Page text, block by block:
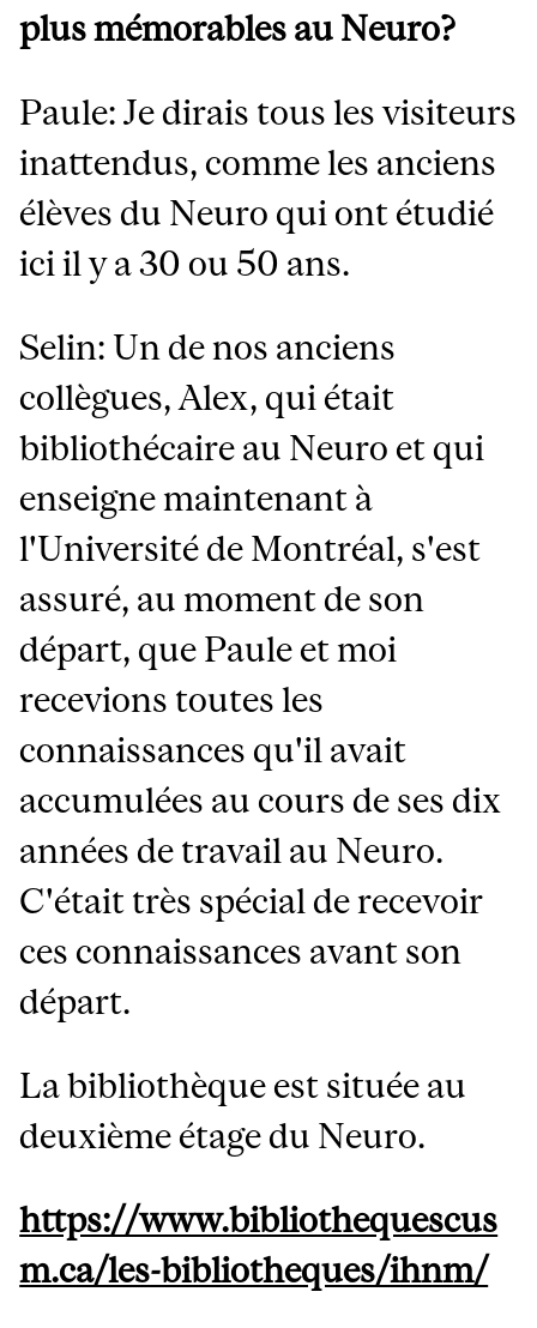
plus mémorables au Neuro?
Paule: Je dirais tous les visiteurs
inattendus, comme les anciens
élèves du Neuro qui ont étudié
ici il y a 30 ou 50 ans.
Selin: Un de nos anciens
collègues, Alex, qui était
bibliothécaire au Neuro et qui
enseigne maintenant à
l'Université de Montréal, s'est
assuré, au moment de son
départ, que Paule et moi
recevions toutes les
connaissances qu'il avait
accumulées au cours de ses dix
années de travail au Neuro.
C'était très spécial de recevoir
ces connaissances avant son
départ.
La bibliothèque est située au
deuxième étage du Neuro.
https://www.bibliothequescus
m.ca/les-bibliotheques/ihnm/